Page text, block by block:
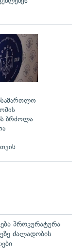
ბრძოლა
პროკურატურა
ძალადობის